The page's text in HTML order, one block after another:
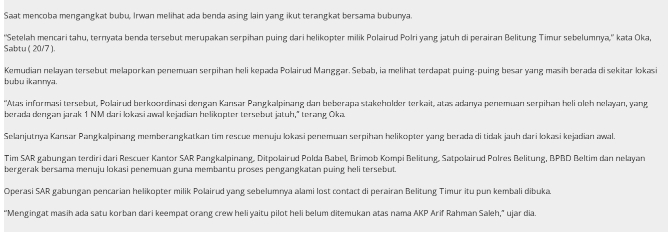
Saat mencoba mengangkat bubu, Irwan melihat ada benda asing lain yang ikut terangkat bersama bubunya.
“Setelah mencari tahu, ternyata benda tersebut merupakan serpihan puing dari helikopter milik Polairud Polri yang jatuh di perairan Belitung Timur sebelumnya,” kata Oka,
Sabtu ( 20/7 ).
Kemudian nelayan tersebut melaporkan penemuan serpihan heli kepada Polairud Manggar. Sebab, ia melihat terdapat puing-puing besar yang masih berada di sekitar lokasi
bubu ikannya.
“Atas informasi tersebut, Polairud berkoordinasi dengan Kansar Pangkalpinang dan beberapa stakeholder terkait, atas adanya penemuan serpihan heli oleh nelayan, yang
berada dengan jarak 1 NM dari lokasi awal kejadian helikopter tersebut jatuh,” terang Oka.
Selanjutnya Kansar Pangkalpinang memberangkatkan tim rescue menuju lokasi penemuan serpihan helikopter yang berada di tidak jauh dari lokasi kejadian awal.
Tim SAR gabungan terdiri dari Rescuer Kantor SAR Pangkalpinang, Ditpolairud Polda Babel, Brimob Kompi Belitung, Satpolairud Polres Belitung, BPBD Beltim dan nelayan
bergerak bersama menuju lokasi penemuan guna membantu proses pengangkatan puing heli tersebut.
Operasi SAR gabungan pencarian helikopter milik Polairud yang sebelumnya alami lost contact di perairan Belitung Timur itu pun kembali dibuka.
“Mengingat masih ada satu korban dari keempat orang crew heli yaitu pilot heli belum ditemukan atas nama AKP Arif Rahman Saleh,” ujar dia.